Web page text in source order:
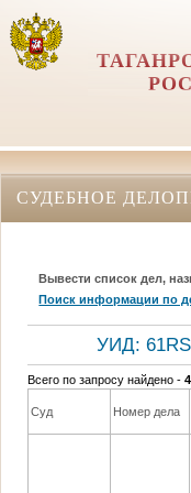
СУДЕБНОЕ
Вывести список дел,
Поиск информации по
УИД:
Всего по запросу найдено -4
Суд Номер дела